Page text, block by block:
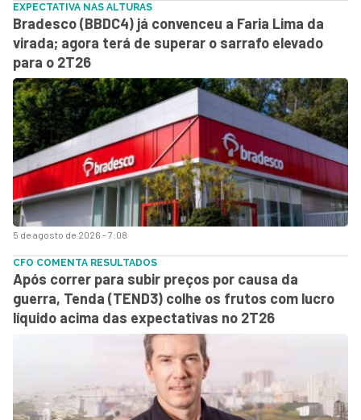
5 de agosto de 2026 - 7:08
EXPECTATIVA NAS ALTURAS
Bradesco (BBDC4) já convenceu a Faria Lima da
virada; agora terá de superar o sarrafo elevado
para o 2T26
CFO COMENTA RESULTADOS
Após correr para subir preços por causa da
guerra, Tenda (TEND3) colhe os frutos com lucro
líquido acima das expectativas no 2T26